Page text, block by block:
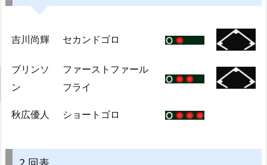
吉川尚輝 セカンドゴロ
ブリンソ
ン
ファーストファール
フライ
秋広優人 ショートゴロ